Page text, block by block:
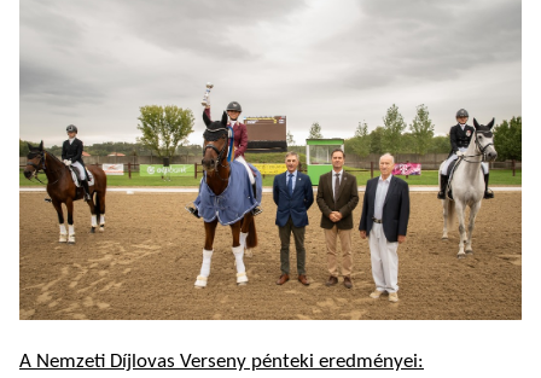
A Nemzeti Díjlovas Verseny pénteki eredményei: